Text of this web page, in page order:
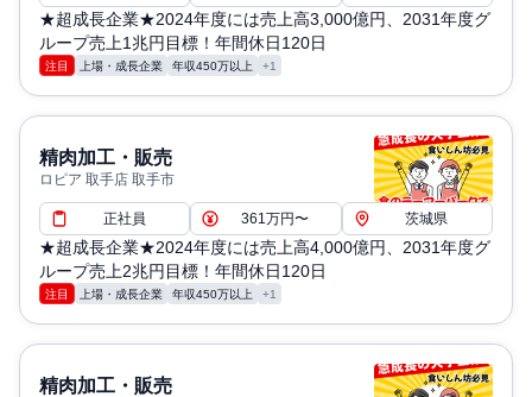
★超成長企業★2024年度には売上高3,000億円、2031年度グ
ループ売上1兆円目標！年間休日120日
注目 上場・成長企業 年収450万以上 +1
精肉加工・販売
ロピア 取手店 取手市
正社員 361万円〜 茨城県
★超成長企業★2024年度には売上高4,000億円、2031年度グ
ループ売上2兆円目標！年間休日120日
注目 上場・成長企業 年収450万以上 +1
精肉加工・販売